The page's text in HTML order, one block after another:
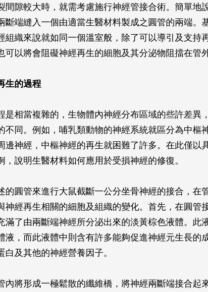
間隙較大時，就需考慮施行神經管接合術。簡單地
斷端縫入一個由適當生醫材料製成之圓管的兩端。
組織來說就如同一個溫室般，除了可以導引及支持
可以將會阻礙神經再生的細胞及其分泌物阻擋在管外
生的過程
是相當複雜的，生物體內神經分布區域的些許差異
不同。例如，哺乳類動物的神經系統就區分為中樞
邊神經，中樞神經的再生就困難了許多。在此僅以
，說明生醫材料如何應用於受損神經的修復。
的圓管來進行大鼠截斷一公分坐骨神經的接合，在
神經再生相關的細胞及組織的變化。首先，在圓管
滿了由兩斷端神經所分泌出來的淡黃棕色液體。此
液，而此液體中則含有許多能夠促進神經元生長的
白及其他的神經營養因子。
內將形成一極鬆散的纖維橋，將神經兩斷端接合起